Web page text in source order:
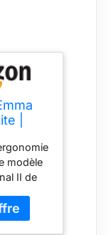
|
|
|
cm |
modèle
II de